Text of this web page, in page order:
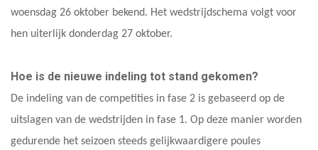
woensdag 26 oktober bekend. Het wedstrijdschema volgt voor
hen uiterlijk donderdag 27 oktober.
Hoe is de nieuwe indeling tot stand gekomen?
De indeling van de competities in fase 2 is gebaseerd op de
uitslagen van de wedstrijden in fase 1. Op deze manier worden
gedurende het seizoen steeds gelijkwaardigere poules